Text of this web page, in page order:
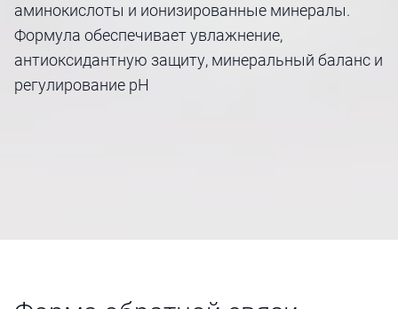
аминокислоты и ионизированные минералы.
Формула обеспечивает увлажнение,
антиоксидантную защиту, минеральный баланс и
регулирование pH